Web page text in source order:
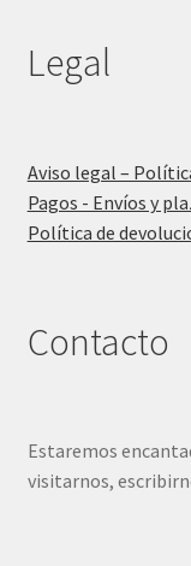
Legal
Aviso legal –
Pagos - Envíos y
Política de
Contacto
Estaremos
visitarnos,